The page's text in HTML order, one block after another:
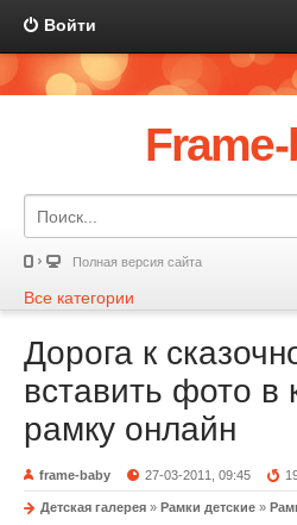
Войти
Полная версия сайта
Все категории
Дорога к
вставить фото в
рамку онлайн
frame-baby 27-03-2011, 09:45
Детская галерея » Рамки детские »